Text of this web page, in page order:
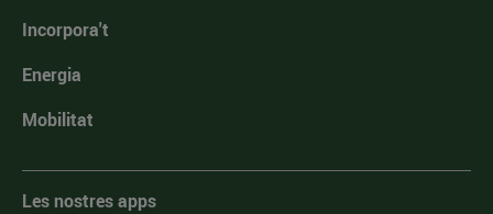
Incorpora't
Energia
Mobilitat
Les nostres apps